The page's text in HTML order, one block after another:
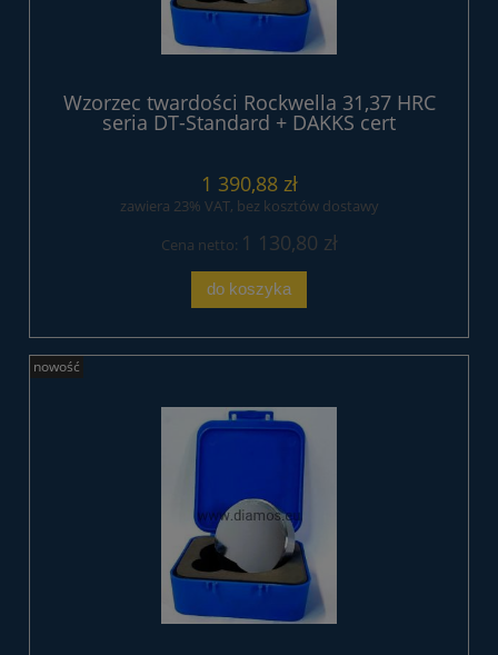
Wzorzec twardości Rockwella 31,37 HRC
seria DT-Standard + DAKKS cert
1 390,88 zł
zawiera 23% VAT, bez kosztów dostawy
Cena netto: 1 130,80 zł
do koszyka
nowość